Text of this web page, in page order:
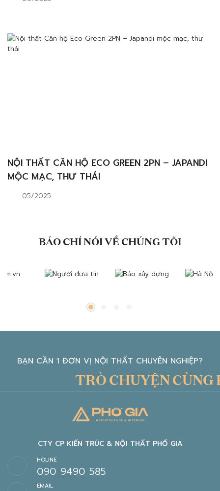
NỘI THẤT CĂN HỘ ECO GREEN 2PN – JAPANDI
MỘC MẠC, THƯ THÁI
05/2025
BÁO CHÍ NÓI VỀ CHÚNG TÔI
BẠN CẦN 1 ĐƠN VỊ NỘI THẤT CHUYÊN NGHIỆP?
TRÒ CHUYỆN CÙNG
HOLINE
090 9490 585
CTY CP KIẾN TRÚC & NỘI THẤT PHỐ GIA
EMAIL